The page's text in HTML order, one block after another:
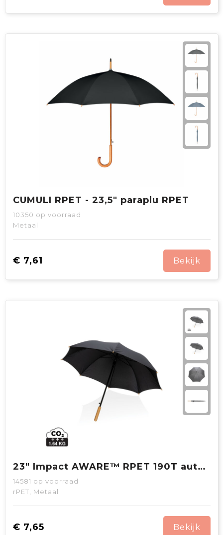
CUMULI RPET - 23,5" paraplu RPET
10350 op voorraad
Metaal
€ 7,61 Bekijk
23" Impact AWARE™ RPET 190T auto open bamboe paraplu
14581 op voorraad
rPET, Metaal
€ 7,65 Bekijk